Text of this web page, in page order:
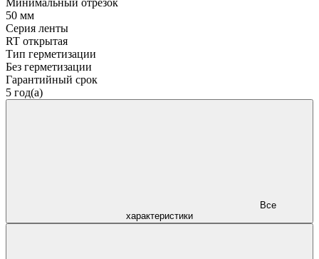
50 мм
Серия ленты
RT открытая
Тип герметизации
Без герметизации
Гарантийный срок
5 год(а)
характеристики